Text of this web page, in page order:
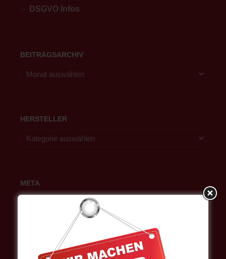
DSGVO Infos
BEITRAGSARCHIV
HERSTELLER
META
Eintrags-Feed
Kommentar-Feed